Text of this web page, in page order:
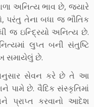
અનિત્ય ભાવ છે, જયારે
પરંતુ તેના બધા જ ભૌતિક
જ ઇન્દ્રિયો અનિત્ય છે.
લુપ્ત બની સંતુષ્ટિ
સમાયેલું છે.
સેવન કરે છે તે આ
પામે છે. વૈદિક સંસ્કૃતિમાં
પ્રાપ્ત કરવાનો આદેશ